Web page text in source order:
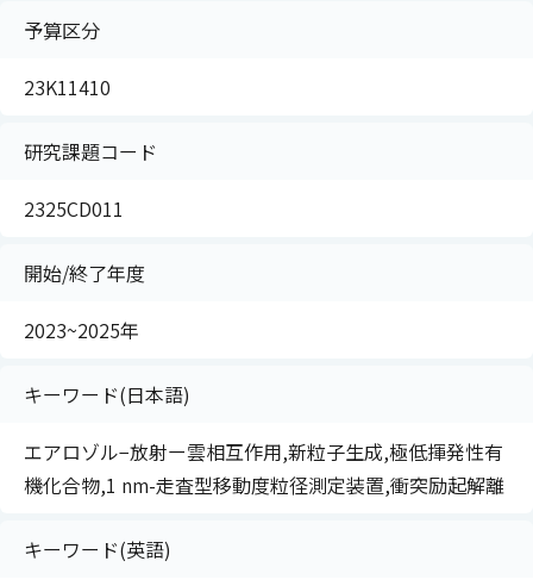
予算区分
23K11410
研究課題コード
2325CD011
開始/終了年度
2023~2025年
キーワード(日本語)
エアロゾル−放射ー雲相互作用,新粒子生成,極低揮発性有
機化合物,1 nm-走査型移動度粒径測定装置,衝突励起解離
キーワード(英語)